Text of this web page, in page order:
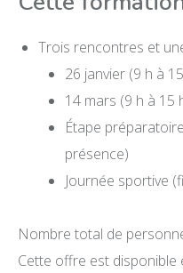
Trois rencontres et
26 janvier (9 h à
14 mars (9 h à 15
Étape
présence)
Journée sportive
Nombre total de
Cette offre est disponible